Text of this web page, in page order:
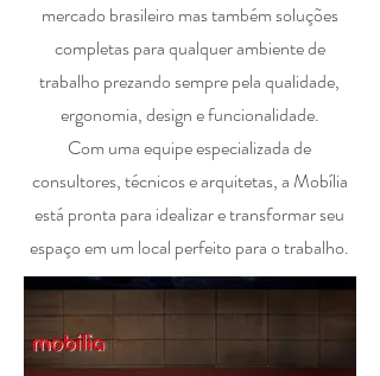
mercado brasileiro mas também soluções
completas para qualquer ambiente de
trabalho prezando sempre pela qualidade,
ergonomia, design e funcionalidade.
Com uma equipe especializada de
consultores, técnicos e arquitetas, a Mobília
está pronta para idealizar e transformar seu
espaço em um local perfeito para o trabalho.